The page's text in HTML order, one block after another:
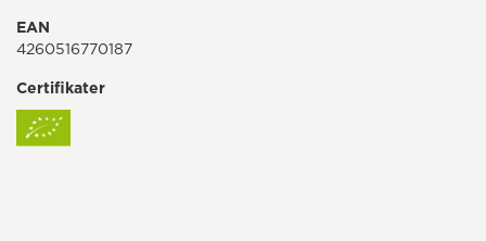
EAN
4260516770187
Certifikater